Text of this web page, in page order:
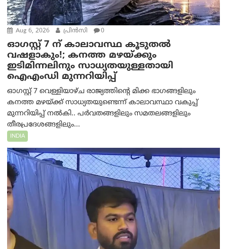
Aug 6, 2026 പ്രിന്‍സി 0
ഓഗസ്റ്റ് 7 ന് കാലാവസ്ഥ കൂടുതൽ
വഷളാകും!; കനത്ത മഴയ്ക്കും
ഇടിമിന്നലിനും സാധ്യതയുള്ളതായി
ഐഎംഡി മുന്നറിയിപ്പ്
ഓഗസ്റ്റ് 7 വെള്ളിയാഴ്ച രാജ്യത്തിന്റെ മിക്ക ഭാഗങ്ങളിലും
കനത്ത മഴയ്ക്ക് സാധ്യതയുണ്ടെന്ന് കാലാവസ്ഥാ വകുപ്പ്
മുന്നറിയിപ്പ് നൽകി.. പർവതങ്ങളിലും സമതലങ്ങളിലും
തീരപ്രദേശങ്ങളിലും...
INDIA